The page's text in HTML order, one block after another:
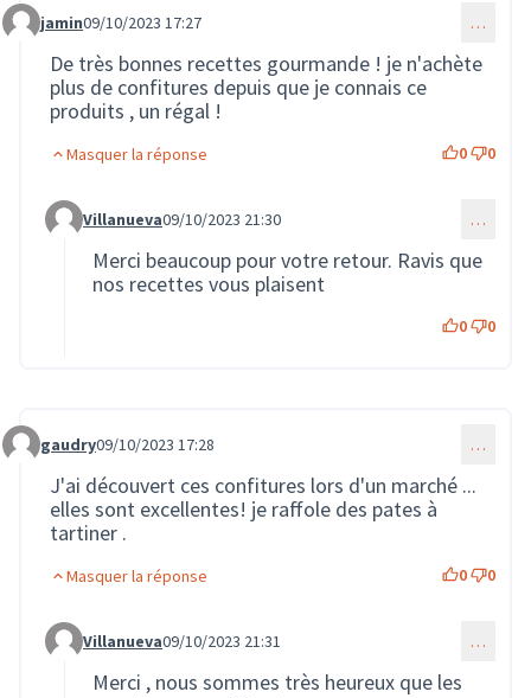
Commentaire 1728
jamin09/10/2023 17:27 …
De très bonnes recettes gourmande ! je n'achète
plus de confitures depuis que je connais ce
produits , un régal !
Masquer la réponse 0 0
Commentaire 1742 (réponse au commentaire 1728)
Villanueva09/10/2023 21:30 …
Merci beaucoup pour votre retour. Ravis que
nos recettes vous plaisent
0 0
Commentaire 1729
gaudry09/10/2023 17:28 …
J'ai découvert ces confitures lors d'un marché ...
elles sont excellentes! je raffole des pates à
tartiner .
Masquer la réponse 0 0
Commentaire 1743 (réponse au commentaire 1729)
Villanueva09/10/2023 21:31 …
Merci , nous sommes très heureux que les